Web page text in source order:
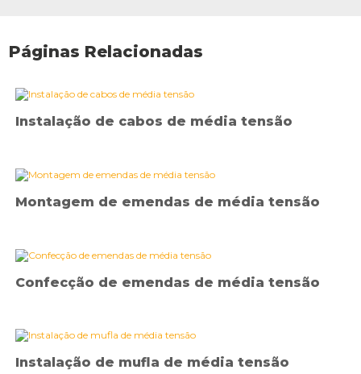
Páginas Relacionadas
Instalação de cabos de média tensão
Montagem de emendas de média tensão
Confecção de emendas de média tensão
Instalação de mufla de média tensão